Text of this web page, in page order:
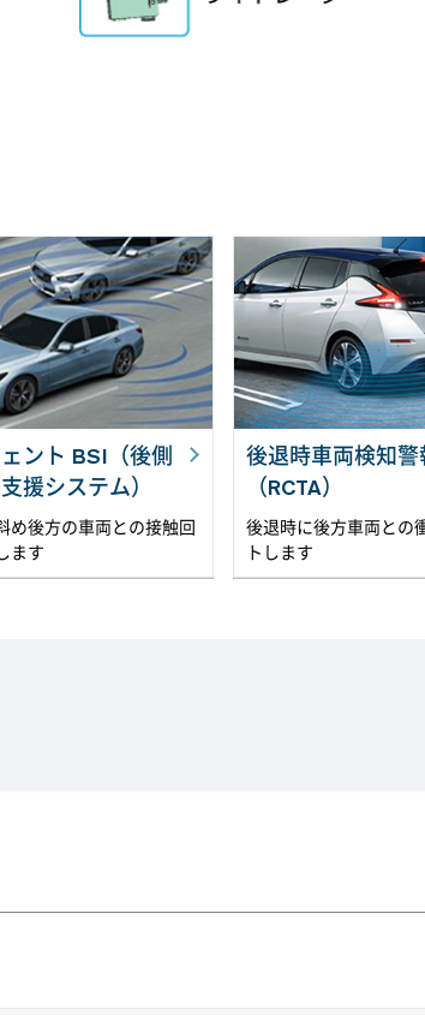
ント BSI（後側
援システム）
め後方の車両との接触回
ます
後退時車両検知警
（RCTA）
後退時に後方車両との
トします